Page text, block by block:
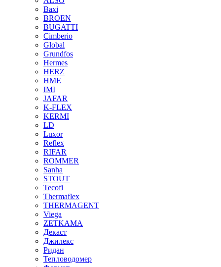
Baxi
BROEN
BUGATTI
Cimberio
Global
Grundfos
Hermes
HERZ
HME
IMI
JAFAR
K-FLEX
KERMI
LD
Luxor
Reflex
RIFAR
ROMMER
Sanha
STOUT
Tecofi
Thermaflex
THERMAGENT
Viega
ZETKAMA
Декаст
Джилекс
Ридан
Тепловодомер